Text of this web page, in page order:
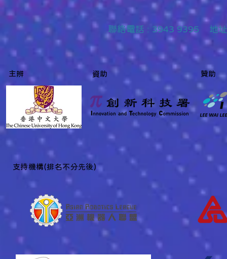
聯絡電話 : 3943 9395 地址
主辨 資助 贊助
​支持機構(排名不分先後)